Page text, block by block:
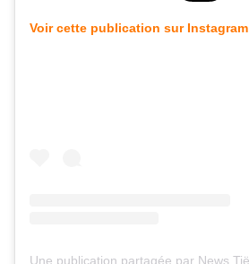
Voir cette publication sur Instagram